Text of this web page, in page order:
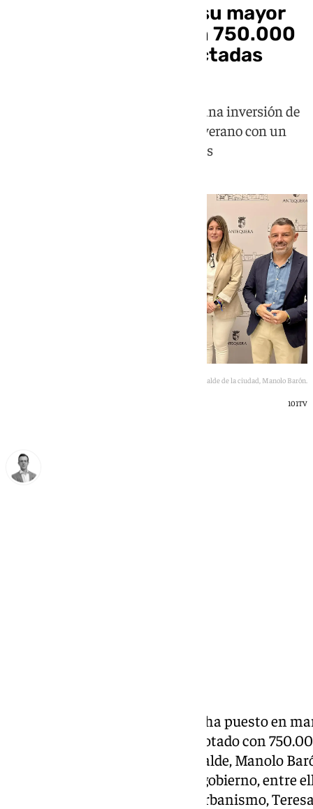
Antequera acomete su mayor
plan de asfaltado con 750.000
euros y 22 calles afectadas
El Plan de Asfaltos 2026 supone una inversión de
750.000 euros y arrancará tras el verano con un
plazo de ejecución de cuatro meses
Presentación del Plan de Asfaltos de Antequera con el alcalde de la ciudad, Manolo Barón.
101TV
El Ayuntamiento de Antequera ha puesto en
proyecto de renovación viaria dotado con
y viales del casco urbano. El alcalde, Manolo
varios miembros del equipo de gobierno, entre
Juan Rosas, la edil de Obras y Urbanismo,